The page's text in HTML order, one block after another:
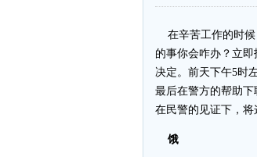
在辛苦工作的时候
的事你会咋办？立
决定。前天下午5时
最后在警方的帮助
在民警的见证下，将
饿